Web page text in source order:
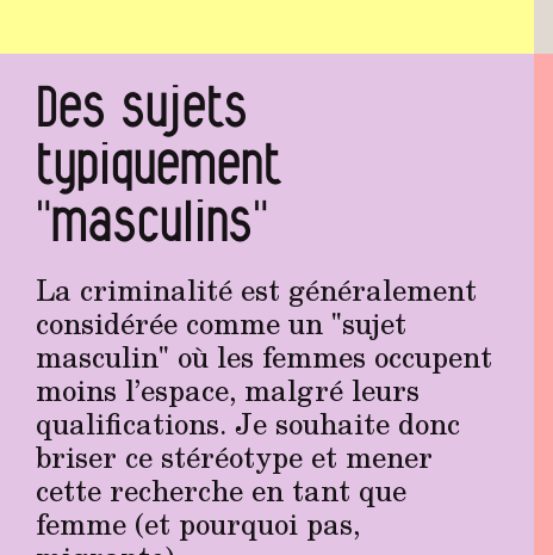
Des sujets
typiquement
"masculins"
La criminalité est généralement
considérée comme un "sujet
masculin" où les femmes occupent
moins l’espace, malgré leurs
qualifications. Je souhaite donc
briser ce stéréotype et mener
cette recherche en tant que
femme (et pourquoi pas,